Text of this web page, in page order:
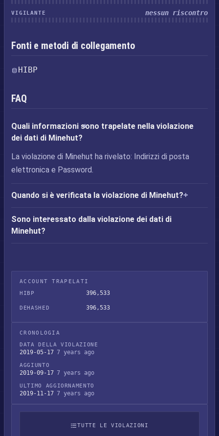
VIGILANTE nessun riscontro
Fonti e metodi di collegamento
HIBP
FAQ
Quali informazioni sono trapelate nella violazione
dei dati di Minehut?
La violazione di Minehut ha rivelato: Indirizzi di posta
elettronica e Password.
Quando si è verificata la violazione di Minehut?
Sono interessato dalla violazione dei dati di
Minehut?
ACCOUNT TRAPELATI
HIBP
396,533
DEHASHED 396,533
CRONOLOGIA
DATA DELLA VIOLAZIONE
2019-05-17 7 years ago
AGGIUNTO
2019-09-17 7 years ago
ULTIMO AGGIORNAMENTO
2019-11-17 7 years ago
TUTTE LE VIOLAZIONI